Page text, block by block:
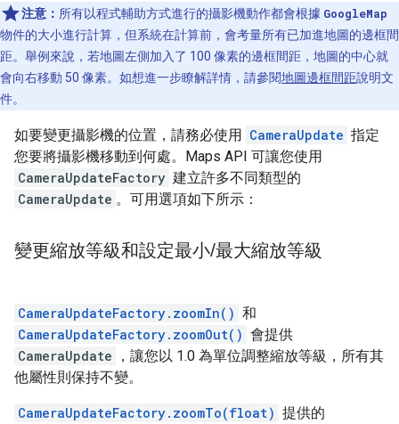
注意： 所有以程式輔助方式進行的攝影機動作都會根據 GoogleMap
物件的大小進行計算，但系統在計算前，會考量所有已加進地圖的邊框間
距。舉例來說，若地圖左側加入了 100 像素的邊框間距，地圖的中心就
會向右移動 50 像素。如想進一步瞭解詳情，請參閱地圖邊框間距說明文
件。
如要變更攝影機的位置，請務必使用 CameraUpdate 指定
您要將攝影機移動到何處。Maps API 可讓您使用
CameraUpdateFactory 建立許多不同類型的
CameraUpdate 。可用選項如下所示：
變更縮放等級和設定最小/最大縮放等級
CameraUpdateFactory.zoomIn() 和
CameraUpdateFactory.zoomOut() 會提供
CameraUpdate
，讓您以 1.0 為單位調整縮放等級，所有其
他屬性則保持不變。
CameraUpdateFactory.zoomTo(float) 提供的